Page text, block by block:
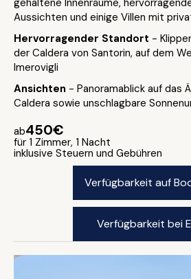
gehaltene Innenräume,
Aussichten und einige Villen mit
Hervorragender Standort -
der Caldera von Santorin, auf dem
Imerovigli
Ansichten - Panoramablick auf das
Caldera sowie unschlagbare
ab450€
für 1 Zimmer, 1 Nacht
inklusive Steuern und Gebühren
Verfügbarkeit auf
Verfügbarkeit bei